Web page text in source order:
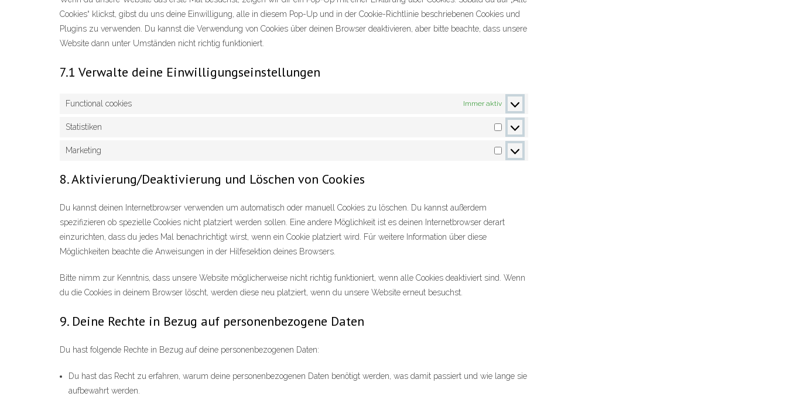
Cookies“ klickst, gibst du uns deine Einwilligung, alle in diesem Pop-Up und in der Cookie-Richtlinie beschriebenen Cookies und
Plugins zu verwenden. Du kannst die Verwendung von Cookies über deinen Browser deaktivieren, aber bitte beachte, dass unsere
Website dann unter Umständen nicht richtig funktioniert.
7.1 Verwalte deine Einwilligungseinstellungen
Functional cookies Immer aktiv
Statistiken
Statistiken
Marketing
Marketing
8. Aktivierung/Deaktivierung und Löschen von Cookies
Du kannst deinen Internetbrowser verwenden um automatisch oder manuell Cookies zu löschen. Du kannst außerdem
spezifizieren ob spezielle Cookies nicht platziert werden sollen. Eine andere Möglichkeit ist es deinen Internetbrowser derart
einzurichten, dass du jedes Mal benachrichtigt wirst, wenn ein Cookie platziert wird. Für weitere Information über diese
Möglichkeiten beachte die Anweisungen in der Hilfesektion deines Browsers.
Bitte nimm zur Kenntnis, dass unsere Website möglicherweise nicht richtig funktioniert, wenn alle Cookies deaktiviert sind. Wenn
du die Cookies in deinem Browser löscht, werden diese neu platziert, wenn du unsere Website erneut besuchst.
9. Deine Rechte in Bezug auf personenbezogene Daten
Du hast folgende Rechte in Bezug auf deine personenbezogenen Daten:
Du hast das Recht zu erfahren, warum deine personenbezogenen Daten benötigt werden, was damit passiert und wie lange sie
aufbewahrt werden.